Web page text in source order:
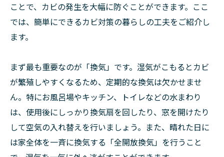
ことで、カビの発生を大幅に防ぐことができます。ここ
では、簡単にできるカビ対策の暮らしの工夫をご紹介し
ます。
まず最も重要なのが「換気」です。湿気がこもるとカビ
が繁殖しやすくなるため、定期的な換気は欠かせませ
ん。特にお風呂場やキッチン、トイレなどの水まわり
は、使用後にしっかり換気扇を回したり、窓を開けたり
して空気の入れ替えを行いましょう。また、晴れた日に
は家全体を一斉に換気する「全開放換気」を行うこと